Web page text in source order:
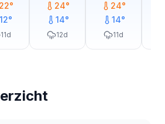
22°
12°
11d
24°
14°
12d
24°
14°
11d